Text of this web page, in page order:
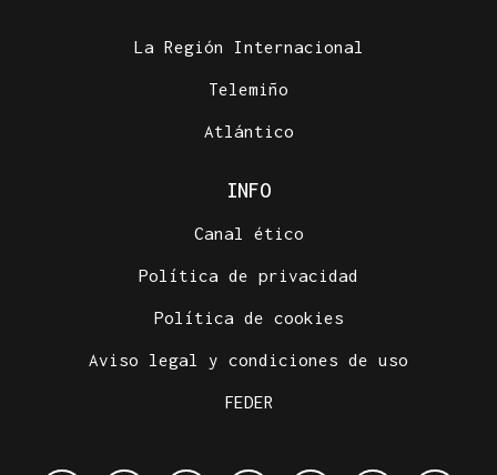
La Región Internacional
Telemiño
Atlántico
INFO
Canal ético
Política de privacidad
Política de cookies
Aviso legal y condiciones de uso
FEDER